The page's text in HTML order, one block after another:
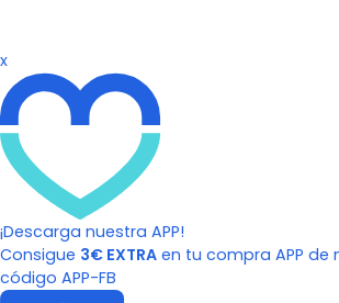
x
¡Descarga nuestra APP!
Consigue 3€ EXTRA en tu compra APP
código APP-FB